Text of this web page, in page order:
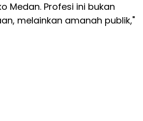
Medan. Profesi ini bukan
melainkan amanah publik,"